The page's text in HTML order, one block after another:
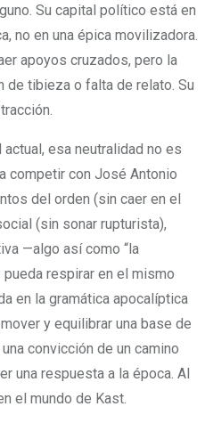
Su capital político está en
no en una épica movilizadora.
apoyos cruzados, pero la
de tibieza o falta de relato. Su
esa neutralidad no es
competir con José Antonio
del orden (sin caer en el
(sin sonar rupturista),
—algo así como “la
respirar en el mismo
en la gramática apocalíptica
y equilibrar una base de
convicción de un camino
una respuesta a la época. Al
el mundo de Kast.